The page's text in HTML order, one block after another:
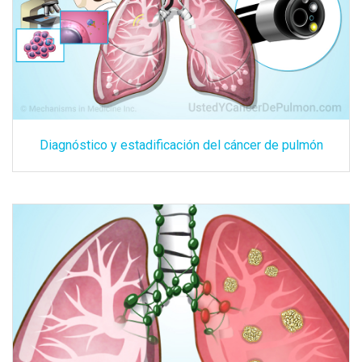
Diagnóstico y estadificación del cáncer de pulmón